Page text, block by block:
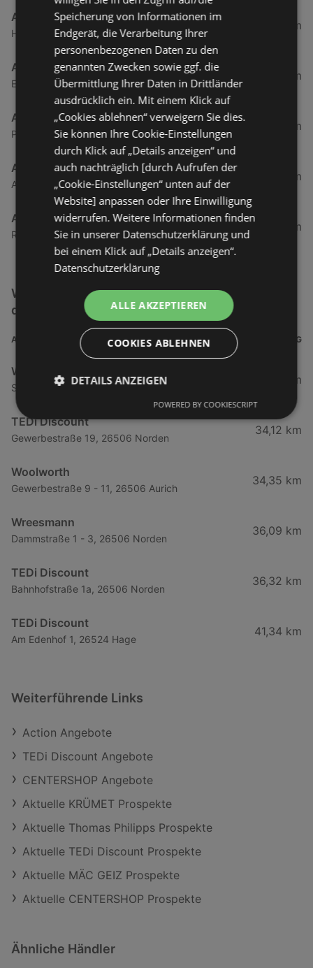
Action
Herderstraße 4, 26721 Emden
42,06 km
Action
Ekelser Straße 1, 26624 Südbrookmerland
49,84 km
Action
Papenburger Straße 1a, 26789 Leer
66,59 km
Action
Am Stadtpark 8, 26871 Papenburg
74,38 km
Action
Rosmarinheide 46, 26817 Rhauderfehn
78,34 km
Weitere Schnäppchen & Restposten Filialen in
der Nähe
ADRESSE ENTFERNUNG
Woolworth
Strandstraße 41 - 43, 26757 Leer
0,36 km
TEDi Discount
Gewerbestraße 19, 26506 Norden
34,12 km
Woolworth
Gewerbestraße 9 - 11, 26506 Aurich
34,35 km
Wreesmann
Dammstraße 1 - 3, 26506 Norden
36,09 km
TEDi Discount
Bahnhofstraße 1a, 26506 Norden
36,32 km
TEDi Discount
Am Edenhof 1, 26524 Hage
41,34 km
Weiterführende Links
Action Angebote
TEDi Discount Angebote
CENTERSHOP Angebote
Aktuelle KRÜMET Prospekte
Aktuelle Thomas Philipps Prospekte
Aktuelle TEDi Discount Prospekte
Aktuelle MÄC GEIZ Prospekte
Aktuelle CENTERSHOP Prospekte
Ähnliche Händler
Speicherung von Informationen im
Endgerät, die Verarbeitung Ihrer
personenbezogenen Daten zu den
genannten Zwecken sowie ggf. die
Übermittlung Ihrer Daten in Drittländer
ausdrücklich ein. Mit einem Klick auf
„Cookies ablehnen“ verweigern Sie dies.
Sie können Ihre Cookie-Einstellungen
durch Klick auf „Details anzeigen“ und
auch nachträglich [durch Aufrufen der
„Cookie-Einstellungen“ unten auf der
Website] anpassen oder Ihre Einwilligung
widerrufen. Weitere Informationen finden
Sie in unserer Datenschutzerklärung und
bei einem Klick auf „Details anzeigen“.
Datenschutzerklärung
ALLE AKZEPTIEREN
COOKIES ABLEHNEN
DETAILS ANZEIGEN
POWERED BY COOKIESCRIPT